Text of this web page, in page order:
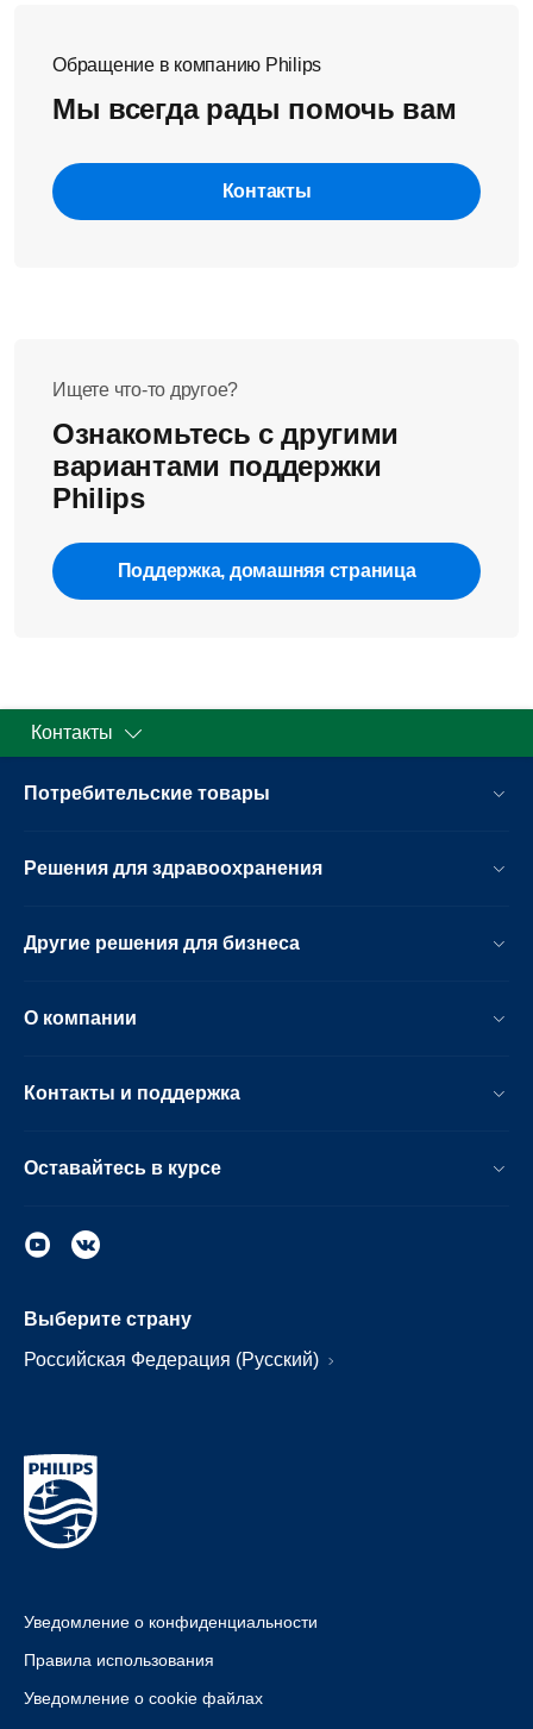
Обращение в компанию Philips
Мы всегда рады помочь вам
Контакты
Ищете что-то другое?
Ознакомьтесь с другими
вариантами поддержки
Philips
Поддержка, домашняя страница
Контакты
Потребительские товары
Решения для здравоохранения
Другие решения для бизнеса
О компании
Контакты и поддержка
Оставайтесь в курсе
Выберите страну
Российская Федерация (Русский)
Уведомление о конфиденциальности
Правила использования
Уведомление о cookie файлах